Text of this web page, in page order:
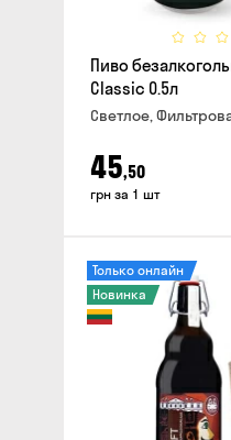
Пиво
Classic 0.5л
Светлое,
45,50
грн за 1 шт
Только онлайн
Новинка